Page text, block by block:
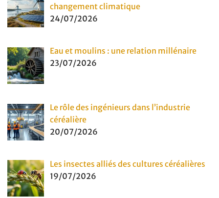
changement climatique
24/07/2026
Eau et moulins : une relation millénaire
23/07/2026
Le rôle des ingénieurs dans l’industrie
céréalière
20/07/2026
Les insectes alliés des cultures céréalières
19/07/2026